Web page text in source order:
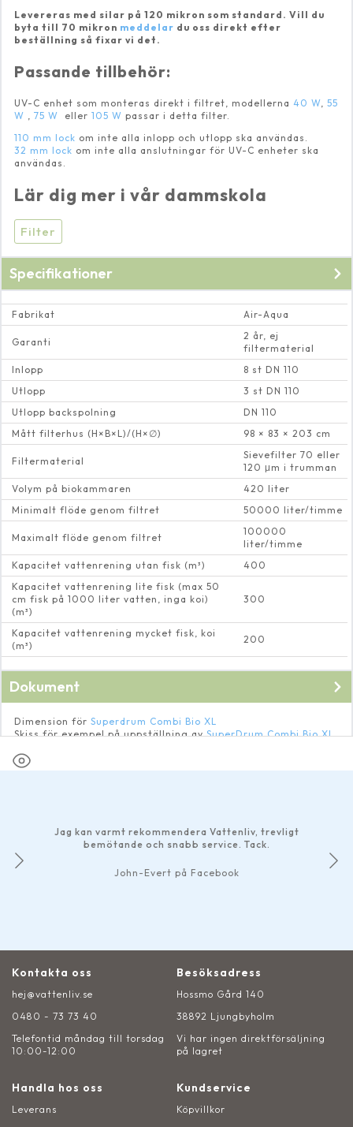
Levereras med silar på 120 mikron som standard. Vill du
byta till 70 mikron meddelar du oss direkt efter
beställning så fixar vi det.
Passande tillbehör:
UV-C enhet som monteras direkt i filtret, modellerna 40 W, 55
W , 75 W eller 105 W passar i detta filter.
110 mm lock om inte alla inlopp och utlopp ska användas.
32 mm lock om inte alla anslutningar för UV-C enheter ska
användas.
Lär dig mer i vår dammskola
Filter
Specifikationer
Fabrikat Air-Aqua
Garanti
2 år, ej
filtermaterial
Inlopp
8 st DN 110
Utlopp
3 st DN 110
Utlopp backspolning
DN 110
Mått filterhus (H×B×L)/(H×∅)
98 × 83 × 203 cm
Filtermaterial
Sievefilter 70 eller
120 μm i trumman
Volym på biokammaren
420 liter
Minimalt flöde genom filtret
50000 liter/timme
Maximalt flöde genom filtret
100000
liter/timme
Kapacitet vattenrening utan fisk (m³)
400
Kapacitet vattenrening lite fisk (max 50
cm fisk på 1000 liter vatten, inga koi)
(m³)
300
Kapacitet vattenrening mycket fisk, koi
(m³)
200
Dokument
Dimension för Superdrum Combi Bio XL
Skiss för exempel på uppställning avSuperDrum Combi Bio XL
Jag kan varmt rekommendera Vattenliv, trevligt
bemötande och snabb service. Tack.
John-Evert på Facebook
Kontakta oss
hej@vattenliv.se
0480 - 73 73 40
Telefontid måndag till torsdag
10:00-12:00
Besöksadress
Hossmo Gård 140
38892 Ljungbyholm
Vi har ingen direktförsäljning
på lagret
Handla hos oss
Leverans
Kundservice
Köpvillkor